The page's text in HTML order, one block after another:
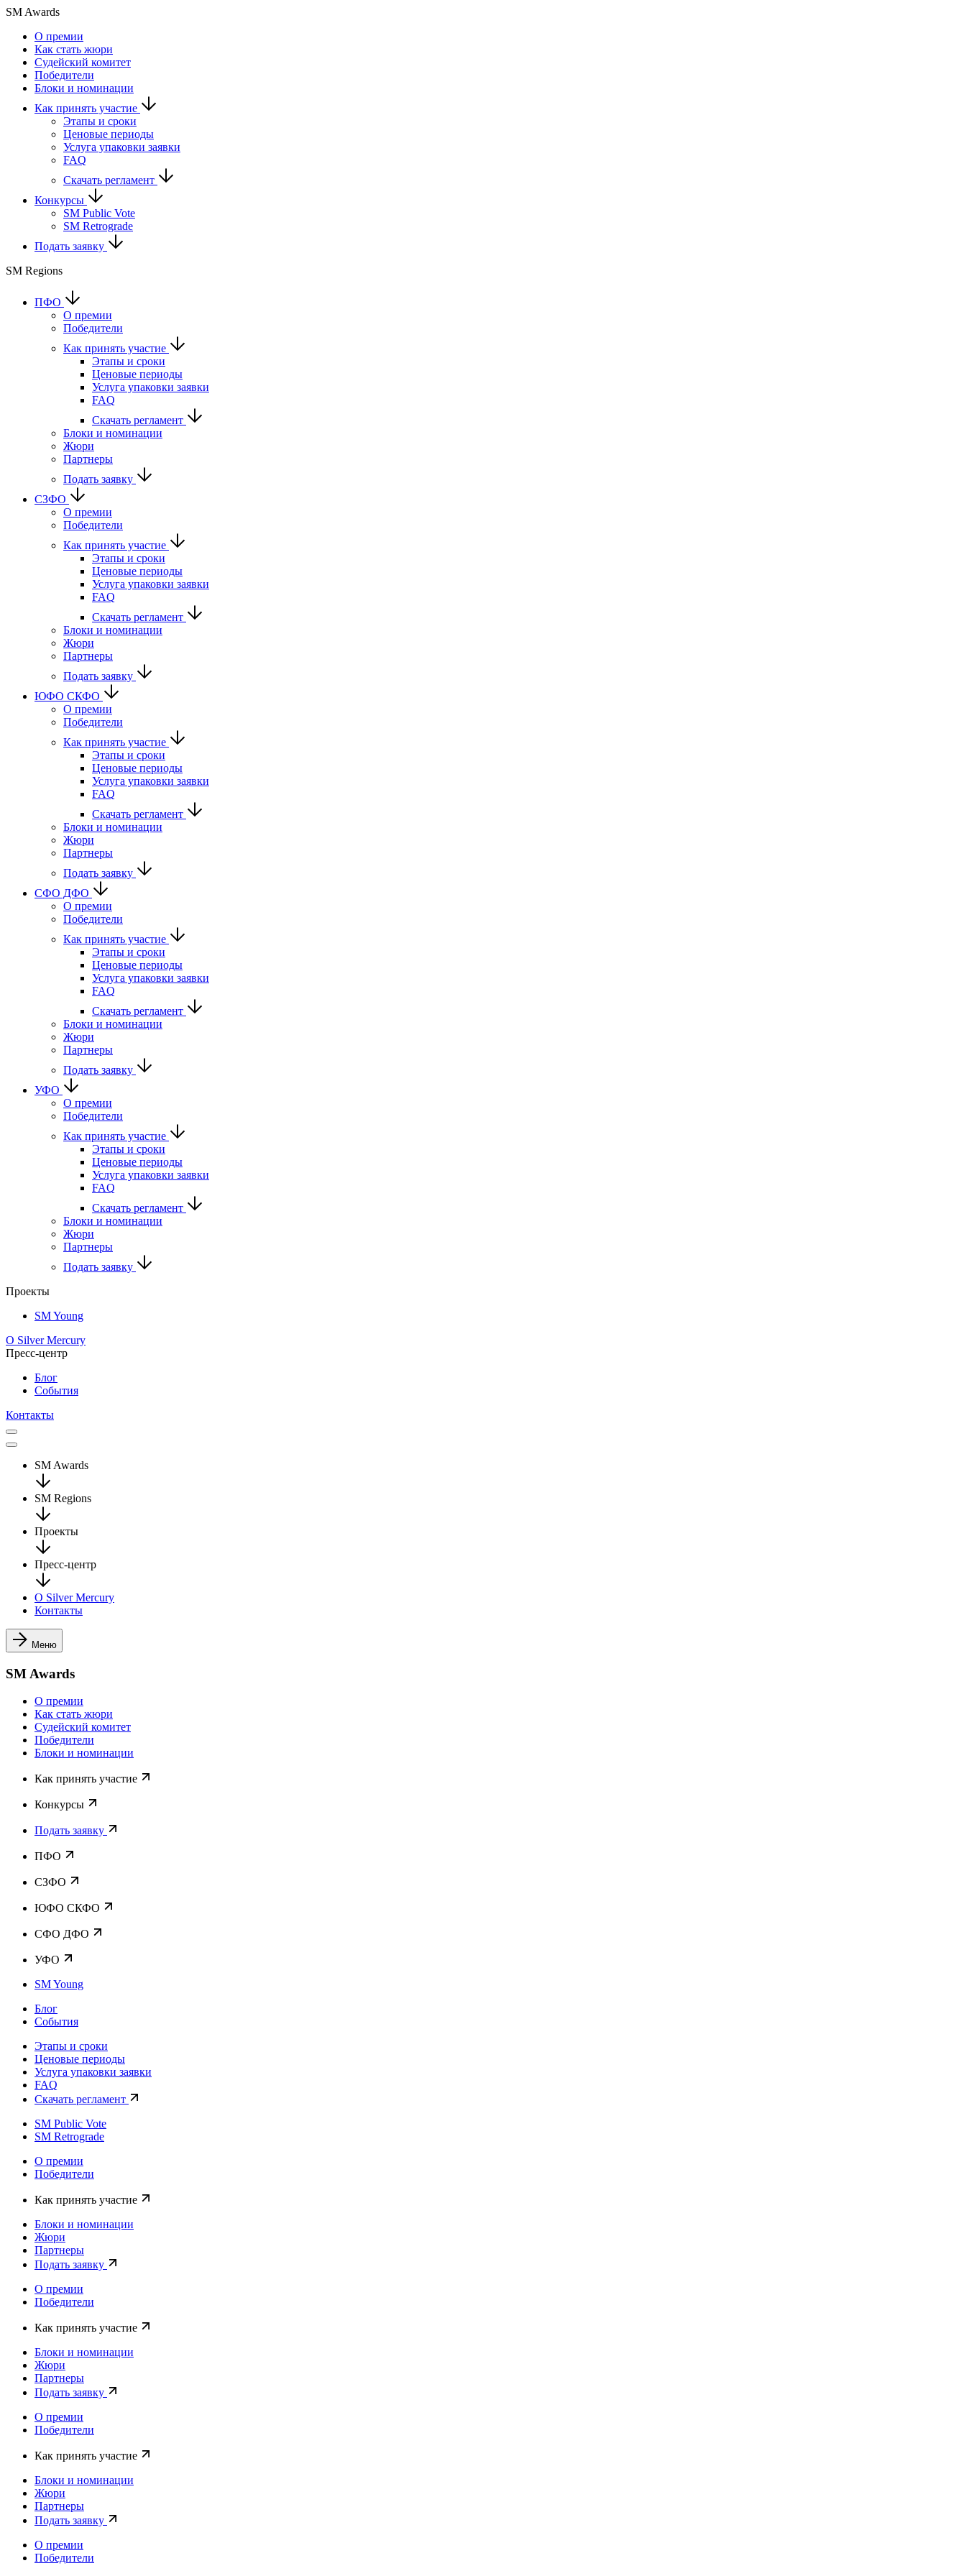
SM Awards
О премии
Как стать жюри
Судейский комитет
Победители
Блоки и номинации
Как принять участие
Этапы и сроки
Ценовые периоды
Услуга упаковки заявки
FAQ
Скачать регламент
Конкурсы
SM Public Vote
SM Retrograde
Подать заявку
SM Regions
ПФО
О премии
Победители
Как принять участие
Этапы и сроки
Ценовые периоды
Услуга упаковки заявки
FAQ
Скачать регламент
Блоки и номинации
Жюри
Партнеры
Подать заявку
СЗФО
О премии
Победители
Как принять участие
Этапы и сроки
Ценовые периоды
Услуга упаковки заявки
FAQ
Скачать регламент
Блоки и номинации
Жюри
Партнеры
Подать заявку
ЮФО СКФО
О премии
Победители
Как принять участие
Этапы и сроки
Ценовые периоды
Услуга упаковки заявки
FAQ
Скачать регламент
Блоки и номинации
Жюри
Партнеры
Подать заявку
CФО ДФО
О премии
Победители
Как принять участие
Этапы и сроки
Ценовые периоды
Услуга упаковки заявки
FAQ
Скачать регламент
Блоки и номинации
Жюри
Партнеры
Подать заявку
УФО
О премии
Победители
Как принять участие
Этапы и сроки
Ценовые периоды
Услуга упаковки заявки
FAQ
Скачать регламент
Блоки и номинации
Жюри
Партнеры
Подать заявку
Проекты
SM Young
О Silver Mercury
Пресс-центр
Блог
События
Контакты
SM Awards
SM Regions
Проекты
Пресс-центр
О Silver Mercury
Контакты
Меню
SM Awards
О премии
Как стать жюри
Судейский комитет
Победители
Блоки и номинации
Как принять участие
Конкурсы
Подать заявку
ПФО
СЗФО
ЮФО СКФО
CФО ДФО
УФО
SM Young
Блог
События
Этапы и сроки
Ценовые периоды
Услуга упаковки заявки
FAQ
Скачать регламент
SM Public Vote
SM Retrograde
О премии
Победители
Как принять участие
Блоки и номинации
Жюри
Партнеры
Подать заявку
О премии
Победители
Как принять участие
Блоки и номинации
Жюри
Партнеры
Подать заявку
О премии
Победители
Как принять участие
Блоки и номинации
Жюри
Партнеры
Подать заявку
О премии
Победители